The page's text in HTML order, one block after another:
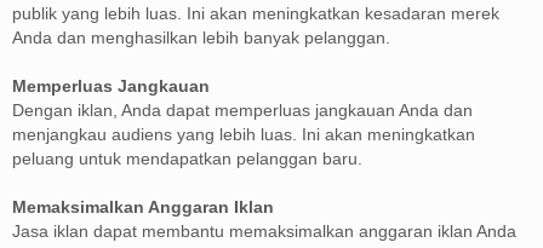
publik yang lebih luas. Ini akan meningkatkan kesadaran merek
Anda dan menghasilkan lebih banyak pelanggan.
Memperluas Jangkauan
Dengan iklan, Anda dapat memperluas jangkauan Anda dan
menjangkau audiens yang lebih luas. Ini akan meningkatkan
peluang untuk mendapatkan pelanggan baru.
Memaksimalkan Anggaran Iklan
Jasa iklan dapat membantu memaksimalkan anggaran iklan Anda